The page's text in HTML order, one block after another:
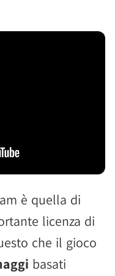
è quella di
licenza di
che il gioco
basati